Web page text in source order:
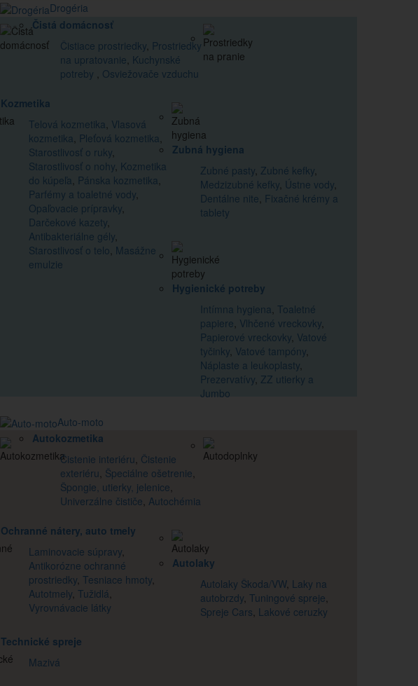
Drogéria
Čistá domácnosť
Čistiace prostriedky Prostriedky
na upratovanie Kuchynské
potreby
Osviežovače vzduchu
Kozmetika
Telová kozmetika Vlasová
kozmetika Pleťová kozmetika
Starostlivosť o ruky
Starostlivosť o nohy Kozmetika
do kúpeľa Pánska kozmetika
Parfémy a toaletné vody
Opaľovacie prípravky
Darčekové kazety
Antibakteriálne gély
Starostlivosť o telo Masážne
emulzie
Zubná hygiena
Zubné pasty Zubné kefky
Medzizubné kefky Ústne vody
Dentálne nite Fixačné krémy a
tablety
Hygienické potreby
Intímna hygiena Toaletné
papiere Vlhčené vreckovky
Papierové vreckovky Vatové
tyčinky Vatové tampóny
Náplaste a leukoplasty
Prezervatívy ZZ utierky a
Jumbo
Auto-moto
Autokozmetika
Čistenie interiéru Čistenie
exteriéru Špeciálne ošetrenie
Špongie, utierky, jelenice
Univerzálne čističe Autochémia
Ochranné nátery, auto tmely
Laminovacie súpravy
Antikorózne ochranné
prostriedky Tesniace hmoty
Autotmely Tužidlá
Vyrovnávacie látky
Autolaky
Autolaky Škoda/VW, Laky na
autobrzdy Tuningové spreje
Spreje Cars Lakové ceruzky
Technické spreje
Mazivá